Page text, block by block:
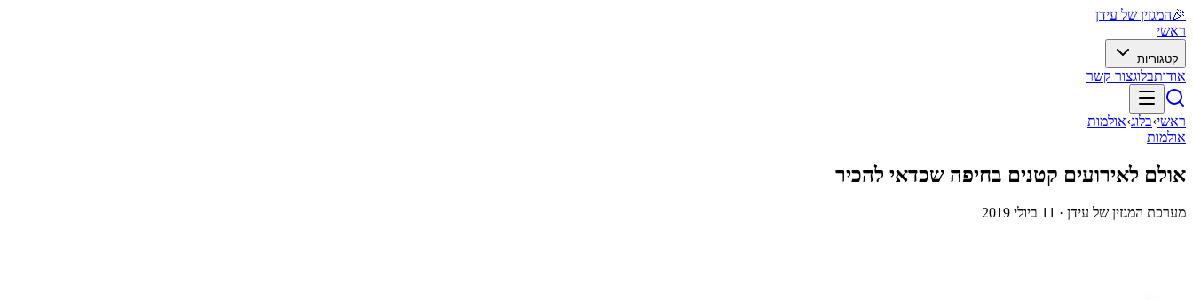
🎉המגזין של עידן
ראשי
קטגוריות
אודותבלוגצור קשר
ראשי›בלוג›אולמות
אולמות
אולם לאירועים קטנים בחיפה שכדאי להכיר
מערכת המגזין של עידן · 11 ביולי 2019